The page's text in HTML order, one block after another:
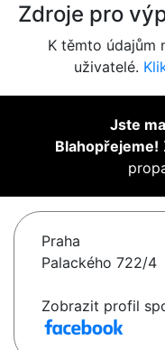
Zdroje pro
K těmto údajům
uživatelé.
Jste
Blahopřejeme!
Praha
Palackého 722/4
Zobrazit profil